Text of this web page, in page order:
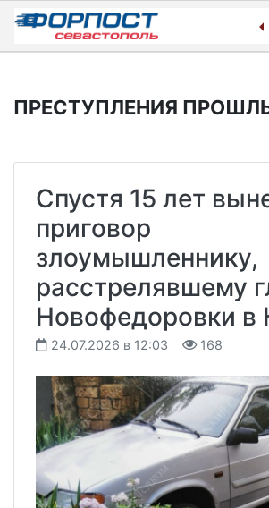
Skip
content
ПРЕСТУПЛЕНИЯ
Спустя 15 лет
приговор
злоумышленнику,
расстрелявшему
Новофедоровки в
24.07.2026 в 12:03 168